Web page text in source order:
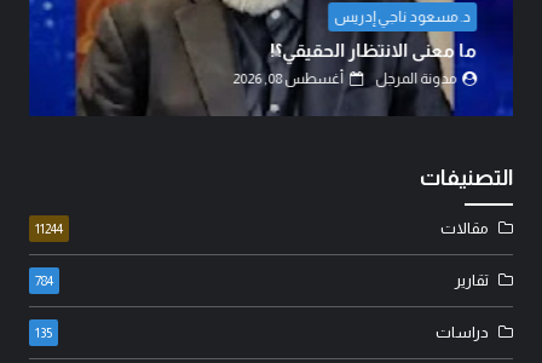
اتفاق الدفاع المشترك… قراءة في تحولات موازين
القوى.
مدونة المرجل أغسطس 07, 2026
التصنيفات
مقالات 11244
تقارير 784
دراسات 135